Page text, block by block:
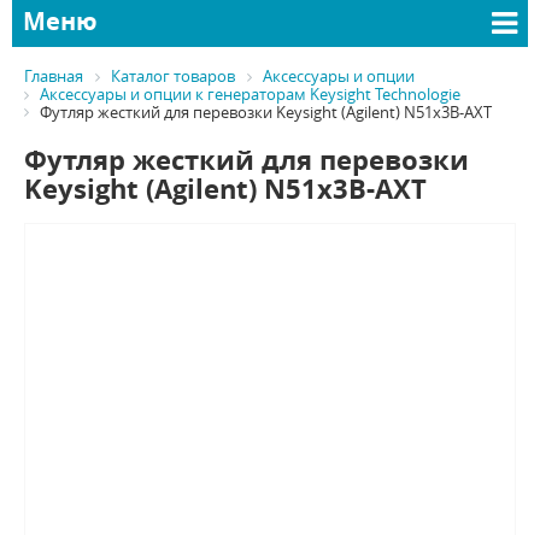
Меню
Главная Каталог товаров
Аксессуары и опции
Аксессуары и опции к генераторам Keysight Technologie
Футляр жесткий для перевозки Keysight (Agilent) N51х3B-AXT
Футляр жесткий для перевозки
Keysight (Agilent) N51х3B-AXT